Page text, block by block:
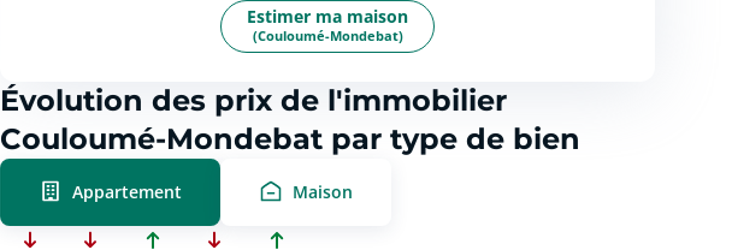
Estimer ma maison
(Couloumé-Mondebat)
Évolution des prix de l'immobilier
Couloumé-Mondebat par type de bien
Appartement Maison